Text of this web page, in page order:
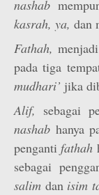
nashab
kasrah, ya, dan
Fathah,
pada tiga
mudhari’ jika
Alif, sebagai
nashab hanya
pengantifathah
sebagai
salim dan isim